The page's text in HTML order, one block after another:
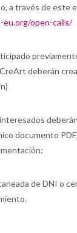
a través de este
open-calls/
deberán
documento
de DNI o